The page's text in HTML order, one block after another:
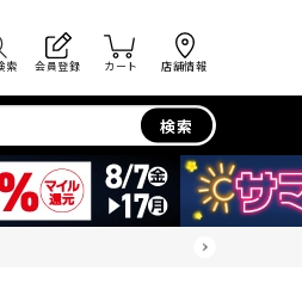
索 会員登録 カート 店舗情報
検索